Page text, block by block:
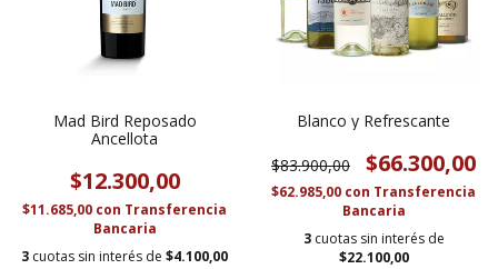
Mad Bird Reposado
Ancellota
$12.300,00
$11.685,00 con Transferencia
Bancaria
3 cuotas sin interés de $4.100,00
Blanco y Refrescante
$83.900,00 $66.300,00
$62.985,00 con Transferencia
Bancaria
3 cuotas sin interés de
$22.100,00